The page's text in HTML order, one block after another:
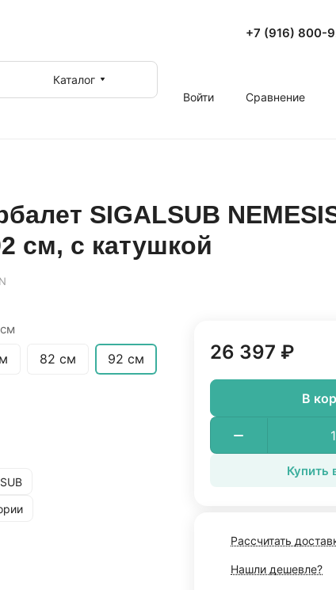
+7 (916) 800-
Каталог
Войти
Сравнение
SIGALSUB
см, с катушкой
82 см 92 см 26 397 ₽
В
Купить
Рассчитать
Нашли дешевле?